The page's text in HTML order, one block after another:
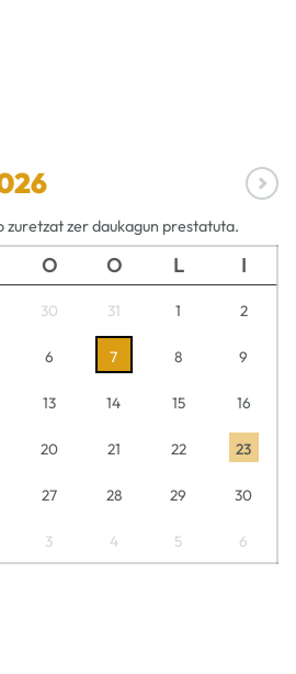
zuretzat zer daukagun prestatuta.
O O L I
30 31 1 2
6 7 8 9
13 14 15 16
20 21 22 23
27 28 29 30
3 4 5 6